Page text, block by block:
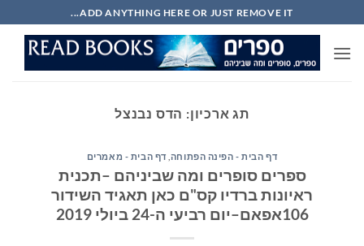
to
content
ADD ANYTHING HERE OR JUST REMOVE IT...
תג ארכיון: הדס נבנצל
דף הבית - הפינה הפתוחה דף הבית - מאמרים
ספרים סופרים ומה שביניהם –תכנית
ראיונות ברדיו קס"ם כאן תאגיד השידור
106אפאם–יום רביעי ה-24 ביולי 2019